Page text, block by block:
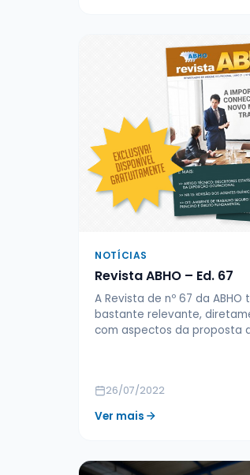
NOTÍCIAS
Revista ABHO – Ed. 67
A Revista de nº 67 da
bastante relevante,
com aspectos da proposta
26/07/2022
Ver mais